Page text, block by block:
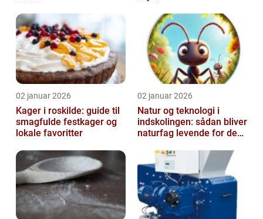
02 januar 2026
Kager i roskilde: guide til
smagfulde festkager og
lokale favoritter
02 januar 2026
Natur og teknologi i
indskolingen: sådan bliver
naturfag levende for de